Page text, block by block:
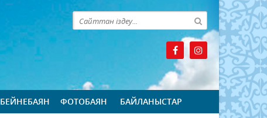
БЕЙНЕБАЯН ФОТОБАЯН БАЙЛАНЫСТАР